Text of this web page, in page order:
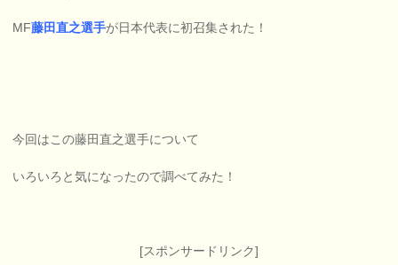
MF藤田直之選手が日本代表に初召集された！
今回はこの藤田直之選手について
いろいろと気になったので調べてみた！
[スポンサードリンク]